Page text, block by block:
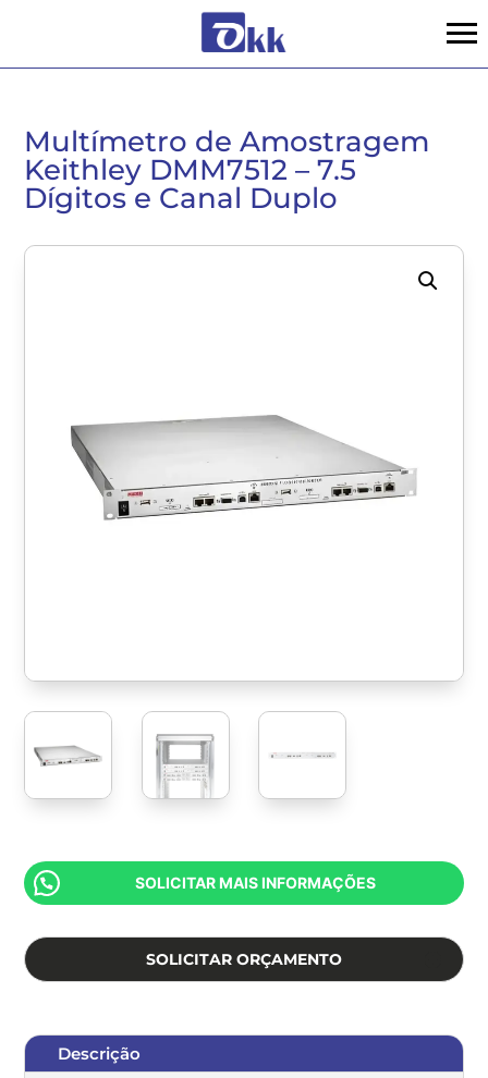
Multímetro de Amostragem
Keithley DMM7512 – 7.5
Dígitos e Canal Duplo
SOLICITAR MAIS INFORMAÇÕES
SOLICITAR ORÇAMENTO
Descrição